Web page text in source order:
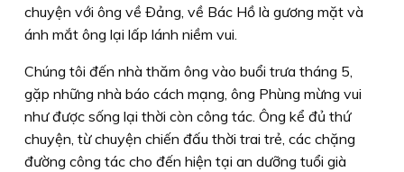
chuyện với ông về Ðảng, về Bác Hồ là gương mặt và
ánh mắt ông lại lấp lánh niềm vui.
Chúng tôi đến nhà thăm ông vào buổi trưa tháng 5,
gặp những nhà báo cách mạng, ông Phùng mừng vui
như được sống lại thời còn công tác. Ông kể đủ thứ
chuyện, từ chuyện chiến đấu thời trai trẻ, các chặng
đường công tác cho đến hiện tại an dưỡng tuổi già